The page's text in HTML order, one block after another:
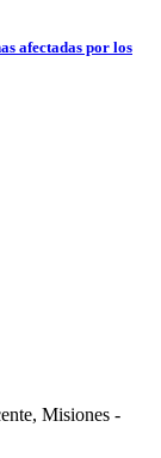
afectadas por los
Misiones -